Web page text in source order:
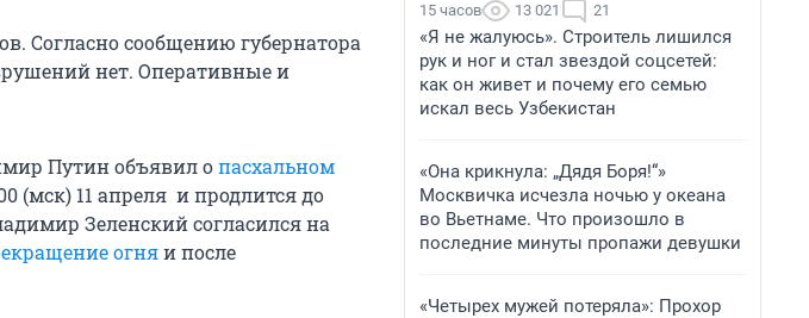
Согласно сообщению губернатора
нет. Оперативные и
Путин объявил опасхальном
(мск) 11 апреля и продлится до
Зеленский согласился на
огняи после
15 часов 13 021 21
«Я не жалуюсь». Строитель лишился
рук и ног и стал звездой соцсетей:
как он живет и почему его семью
искал весь Узбекистан
«Она крикнула: „Дядя Боря!“»
Москвичка исчезла ночью у океана
во Вьетнаме. Что произошло в
последние минуты пропажи девушки
«Четырех мужей потеряла»: Прохор